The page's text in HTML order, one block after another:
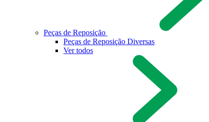
Peças de Reposição
Peças de Reposição Diversas
Ver todos